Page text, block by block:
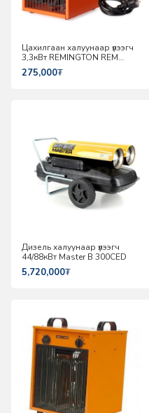
Цахилгаан халуунаар үлээгч
3,3кВт REMINGTON REM
3.3ECA
275,000₮
Дизель халуунаар үлээгч
44/88кВт Master B 300CED
5,720,000₮